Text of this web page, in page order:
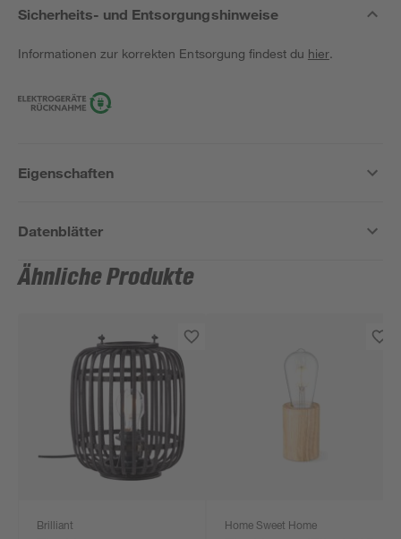
Sicherheits- und Entsorgungshinweise
Informationen zur korrekten Entsorgung findest du hier.
Eigenschaften
Datenblätter
Ähnliche Produkte
Brilliant Home Sweet Home